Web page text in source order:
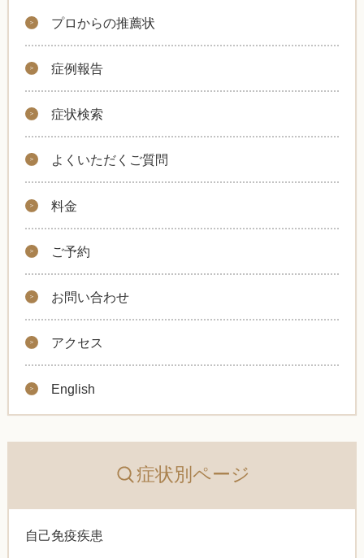
プロからの推薦状
症例報告
症状検索
よくいただくご質問
料金
ご予約
お問い合わせ
アクセス
English
症状別ページ
自己免疫疾患